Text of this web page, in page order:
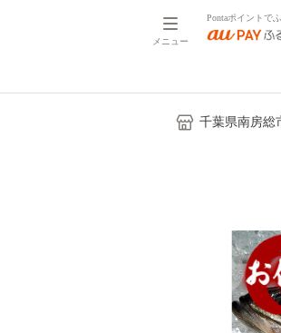
メニュー
Pontaポイントで
千葉県南房総